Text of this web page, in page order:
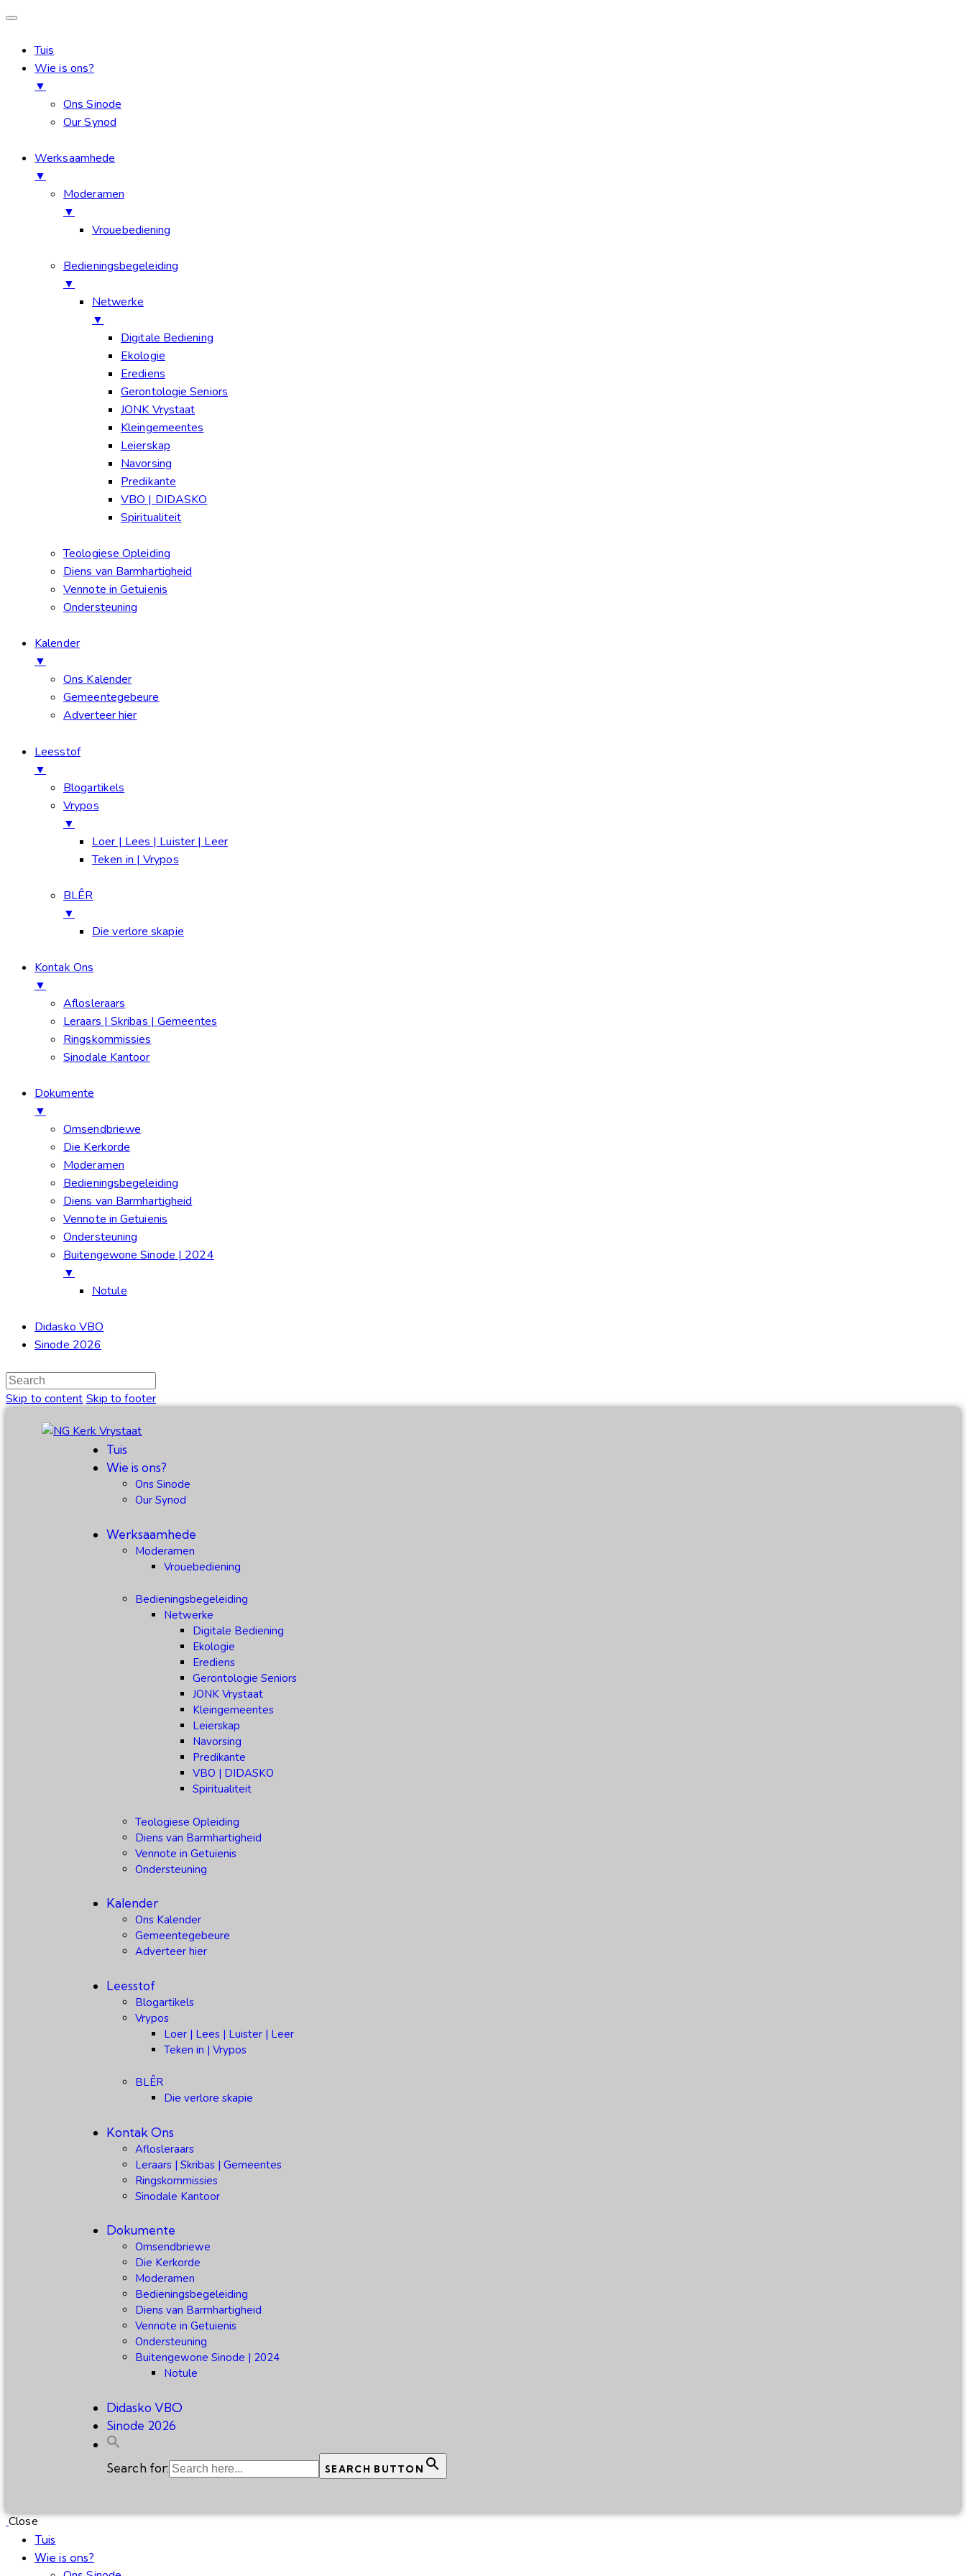
Tuis
Wie is ons?
▼
Ons Sinode
Our Synod
Werksaamhede
▼
Moderamen
▼
Vrouebediening
Bedieningsbegeleiding
▼
Netwerke
▼
Digitale Bediening
Ekologie
Erediens
Gerontologie Seniors
JONK Vrystaat
Kleingemeentes
Leierskap
Navorsing
Predikante
VBO | DIDASKO
Spiritualiteit
Teologiese Opleiding
Diens van Barmhartigheid
Vennote in Getuienis
Ondersteuning
Kalender
▼
Ons Kalender
Gemeentegebeure
Adverteer hier
Leesstof
▼
Blogartikels
Vrypos
▼
Loer | Lees | Luister | Leer
Teken in | Vrypos
BLÊR
▼
Die verlore skapie
Kontak Ons
▼
Aflosleraars
Leraars | Skribas | Gemeentes
Ringskommissies
Sinodale Kantoor
Dokumente
▼
Omsendbriewe
Die Kerkorde
Moderamen
Bedieningsbegeleiding
Diens van Barmhartigheid
Vennote in Getuienis
Ondersteuning
Buitengewone Sinode | 2024
▼
Notule
Didasko VBO
Sinode 2026
Skip to content Skip to footer
Tuis
Wie is ons?
Ons Sinode
Our Synod
Werksaamhede
Moderamen
Vrouebediening
Bedieningsbegeleiding
Netwerke
Digitale Bediening
Ekologie
Erediens
Gerontologie Seniors
JONK Vrystaat
Kleingemeentes
Leierskap
Navorsing
Predikante
VBO | DIDASKO
Spiritualiteit
Teologiese Opleiding
Diens van Barmhartigheid
Vennote in Getuienis
Ondersteuning
Kalender
Ons Kalender
Gemeentegebeure
Adverteer hier
Leesstof
Blogartikels
Vrypos
Loer | Lees | Luister | Leer
Teken in | Vrypos
BLÊR
Die verlore skapie
Kontak Ons
Aflosleraars
Leraars | Skribas | Gemeentes
Ringskommissies
Sinodale Kantoor
Dokumente
Omsendbriewe
Die Kerkorde
Moderamen
Bedieningsbegeleiding
Diens van Barmhartigheid
Vennote in Getuienis
Ondersteuning
Buitengewone Sinode | 2024
Notule
Didasko VBO
Sinode 2026
Search for: SEARCH BUTTON
Close
Tuis
Wie is ons?